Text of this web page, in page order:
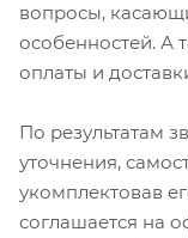
вопросы,
особенностей. А
оплаты и
По результатам
уточнения,
укомплектовав
соглашается на